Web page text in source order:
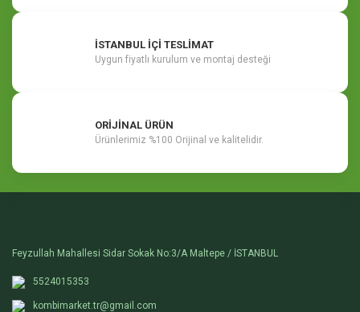
İSTANBUL İÇİ TESLİMAT
Uygun fiyatlı kurulum ve montaj desteği
ORİJİNAL ÜRÜN
Ürünlerimiz %100 Orijinal ve kalitelidir.
Feyzullah Mahallesi Sidar Sokak No:3/A Maltepe / İSTANBUL
5524015353
kombimarket.tr@gmail.com